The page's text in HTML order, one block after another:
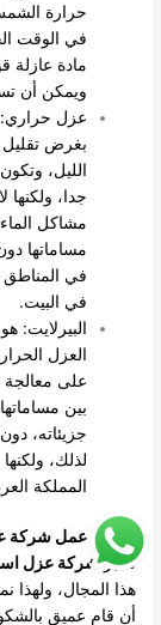
حرارة
في الوقت
مادة عازلة
ويمكن أن
عزل
بغرض تقليل
الليل،
جدا، ولكنها
مشاكل
مساماتها
في المناطق
في البيت.
البيرلايت:
العزل
على معالجة
بين
جزيئاته،
لذلك،
المملكة
طريقة عمل شركة
تعتبرشركة عزل
هذا المجال، ولهذا
أن قام عميق